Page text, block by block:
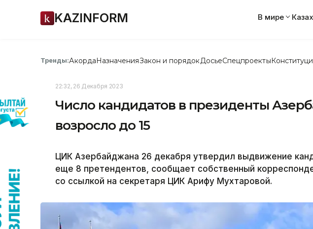
KAZINFORM В мире
Тренды:АкордаНазначенияЗакон и порядок ДосьеСпецпроекты
22:32, 26 Декабря 2023
Число кандидатов в президенты
возросло до 15
ЦИК Азербайджана 26 декабря утвердил выдвижение
еще 8 претендентов, сообщает собственный
со ссылкой на секретаря ЦИК Арифу Мухтаровой.